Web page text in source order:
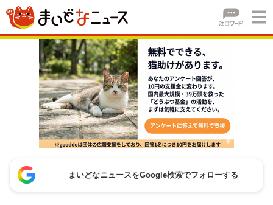
まいどなニュースをGoogle検索でフォローする